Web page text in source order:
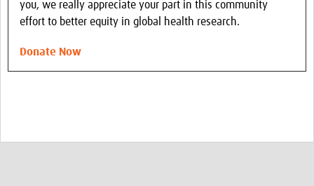
you, we really appreciate your part in this community
effort to better equity in global health research.
Donate Now